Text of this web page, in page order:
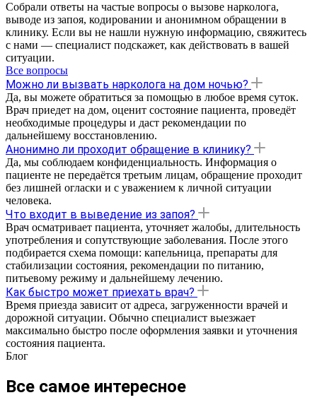
Собрали ответы на частые вопросы о вызове нарколога,
выводе из запоя, кодировании и анонимном обращении в
клинику. Если вы не нашли нужную информацию, свяжитесь
с нами — специалист подскажет, как действовать в вашей
ситуации.
Все вопросы
Можно ли вызвать нарколога на дом ночью?
Да, вы можете обратиться за помощью в любое время суток.
Врач приедет на дом, оценит состояние пациента, проведёт
необходимые процедуры и даст рекомендации по
дальнейшему восстановлению.
Анонимно ли проходит обращение в клинику?
Да, мы соблюдаем конфиденциальность. Информация о
пациенте не передаётся третьим лицам, обращение проходит
без лишней огласки и с уважением к личной ситуации
человека.
Что входит в выведение из запоя?
Врач осматривает пациента, уточняет жалобы, длительность
употребления и сопутствующие заболевания. После этого
подбирается схема помощи: капельница, препараты для
стабилизации состояния, рекомендации по питанию,
питьевому режиму и дальнейшему лечению.
Как быстро может приехать врач?
Время приезда зависит от адреса, загруженности врачей и
дорожной ситуации. Обычно специалист выезжает
максимально быстро после оформления заявки и уточнения
состояния пациента.
Блог
Все самое интересное